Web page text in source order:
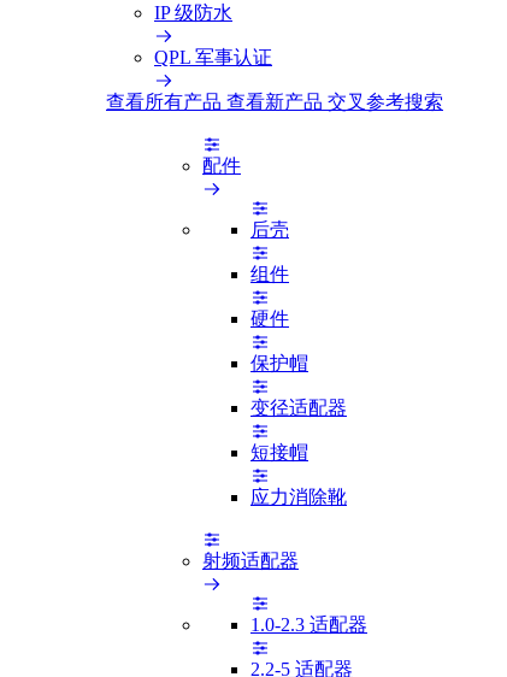
IP 级防水
QPL 军事认证
查看所有产品 查看新产品 交叉参考搜索
配件
后壳
组件
硬件
保护帽
变径适配器
短接帽
应力消除靴
射频适配器
1.0-2.3 适配器
2.2-5 适配器